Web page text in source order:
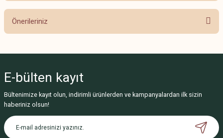
Önerileriniz
Görüş ve önerileriniz için teşekkür ederiz.
Ürün resmi kalitesiz, bozuk veya görüntülenemiyor.
Ürün açıklamasında eksik bilgiler bulunuyor.
Ürün bilgilerinde hatalar bulunuyor.
E-bülten kayıt
Bültenimize kayıt olun, indirimli ürünlerden ve kampanyalardan ilk sizin
haberiniz olsun!